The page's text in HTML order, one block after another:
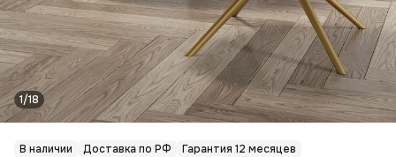
1/18
В наличии Доставка по РФ Гарантия 12 месяцев